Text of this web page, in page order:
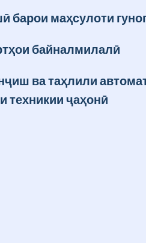
барои маҳсулоти
байналмилалӣ
ва таҳлили
техникии ҷаҳонӣ